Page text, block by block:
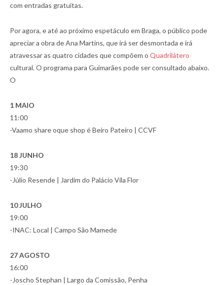
com entradas gratuitas.
Por agora, e até ao próximo espetáculo em Braga, o público pode
apreciar a obra de Ana Martins, que irá ser desmontada e irá
atravessar as quatro cidades que compõem o Quadrilátero
cultural. O programa para Guimarães pode ser consultado abaixo.
O
1 MAIO
11:00
-Vaamo share oque shop é Beiro Pateiro | CCVF
18 JUNHO
19:30
-Júlio Resende | Jardim do Palácio Vila Flor
10 JULHO
19:00
-INAC: Local | Campo São Mamede
27 AGOSTO
16:00
-Joscho Stephan | Largo da Comissão, Penha